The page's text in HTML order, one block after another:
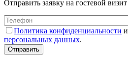
Отправить заявку на гостевой визит
Политика конфиденциальности и
персональных данных.